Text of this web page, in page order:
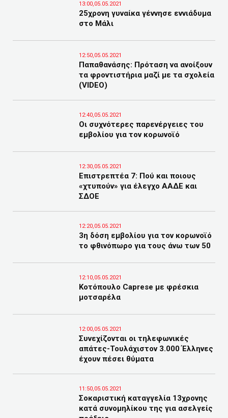
13:00,05.05.2021
25χρονη γυναίκα γέννησε εννιάδυμα
στο Μάλι
12:50,05.05.2021
Παπαθανάσης: Πρόταση να ανοίξουν
τα φροντιστήρια μαζί με τα σχολεία
(VIDEO)
12:40,05.05.2021
Οι συχνότερες παρενέργειες του
εμβολίου για τον κορωνοϊό
12:30,05.05.2021
Επιστρεπτέα 7: Πού και ποιους
«χτυπούν» για έλεγχο ΑΑΔΕ και
ΣΔΟΕ
12:20,05.05.2021
3η δόση εμβολίου για τον κορωνοϊό
το φθινόπωρο για τους άνω των 50
12:10,05.05.2021
Κοτόπουλο Caprese με φρέσκια
μοτσαρέλα
12:00,05.05.2021
Συνεχίζονται οι τηλεφωνικές
απάτες-Τουλάχιστον 3.000 Έλληνες
έχουν πέσει θύματα
11:50,05.05.2021
Σοκαριστική καταγγελία 13χρονης
κατά συνομηλίκου της για ασελγείς